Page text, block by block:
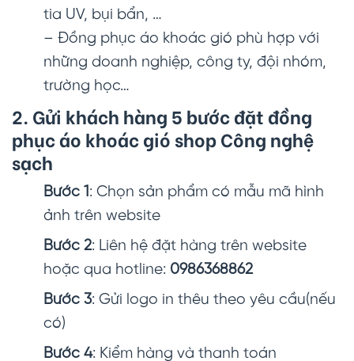
tia UV, bụi bẩn, …
– Đồng phục áo khoác gió phù hợp với
những doanh nghiệp, công ty, đội nhóm,
trường học…
2. Gửi khách hàng 5 bước đặt đồng
phục áo khoác gió shop Công nghệ
sạch
Bước 1: Chọn sản phẩm có mẫu mã hình
ảnh trên website
Bước 2: Liên hệ đặt hàng trên website
hoặc qua hotline: 0986368862
Bước 3: Gửi logo in thêu theo yêu cầu(nếu
có)
Bước 4: Kiểm hàng và thanh toán